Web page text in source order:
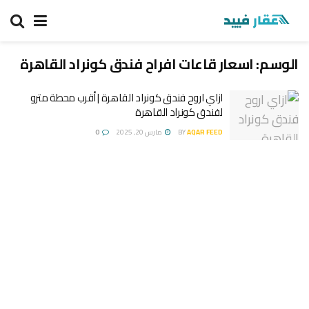
الوسم:اسعار قاعات افراح فندق كونراد القاهرة
ازاي اروح فندق كونراد القاهرة | أقرب محطة مترو
لفندق كونراد القاهرة
BYAQAR FEED مارس 20, 2025